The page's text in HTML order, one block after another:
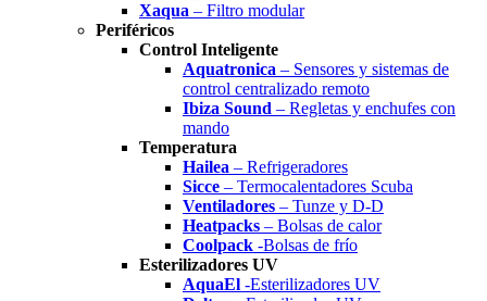
Xaqua – Filtro modular
Periféricos
Control Inteligente
Aquatronica – Sensores y sistemas de
control centralizado remoto
Ibiza Sound – Regletas y enchufes con
mando
Temperatura
Hailea – Refrigeradores
Sicce – Termocalentadores Scuba
Ventiladores – Tunze y D-D
Heatpacks – Bolsas de calor
Coolpack -Bolsas de frío
Esterilizadores UV
AquaEl -Esterilizadores UV